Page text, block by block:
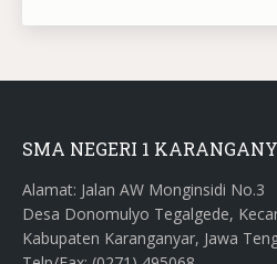
SMA NEGERI 1
Alamat: Jalan AW Monginsidi No.3
Desa Donomulyo Tegalgede,
Kabupaten Karanganyar, Jawa